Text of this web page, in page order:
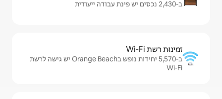
ב-5,570 יחידות נופש בOrange Beach יש גישה לרשת